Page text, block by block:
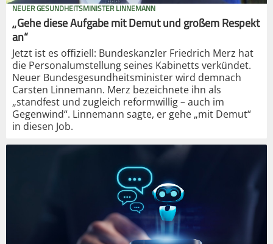
NEUER GESUNDHEITSMINISTER LINNEMANN
„Gehe diese Aufgabe mit Demut und großem Respekt
an“
Jetzt ist es offiziell: Bundeskanzler Friedrich Merz hat
die Personalumstellung seines Kabinetts verkündet.
Neuer Bundesgesundheitsminister wird demnach
Carsten Linnemann. Merz bezeichnete ihn als
„standfest und zugleich reformwillig – auch im
Gegenwind“. Linnemann sagte, er gehe „mit Demut“
in diesen Job.